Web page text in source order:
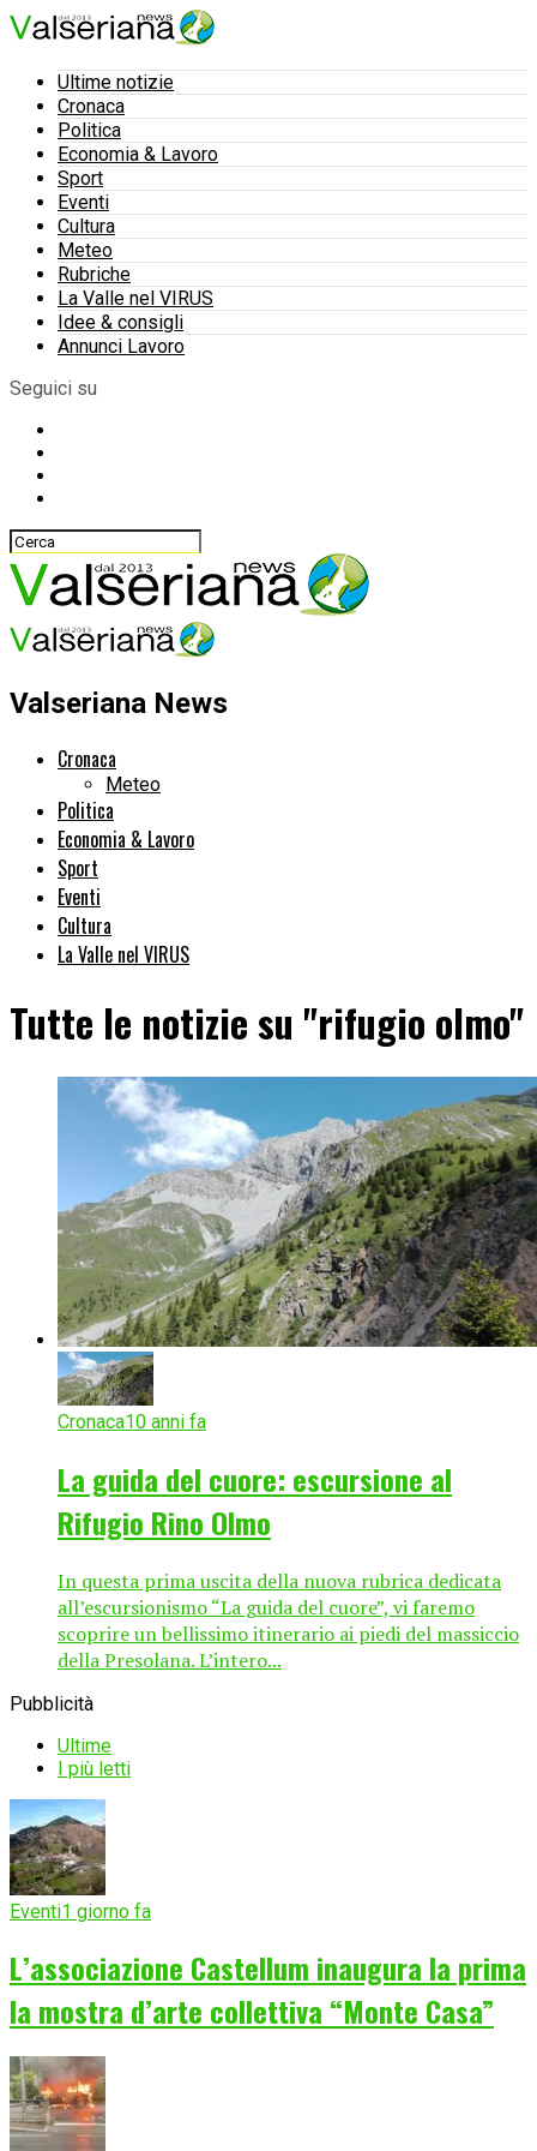
Ultime notizie
Cronaca
Politica
Economia & Lavoro
Sport
Eventi
Cultura
Meteo
Rubriche
La Valle nel VIRUS
Idee & consigli
Annunci Lavoro
Seguici su
Valseriana News
Cronaca
Meteo
Politica
Economia & Lavoro
Sport
Eventi
Cultura
La Valle nel VIRUS
Tutte le notizie su "rifugio olmo"
Cronaca10 anni fa
La guida del cuore: escursione al
Rifugio Rino Olmo
In questa prima uscita della nuova rubrica dedicata
all’escursionismo “La guida del cuore”, vi faremo
scoprire un bellissimo itinerario ai piedi del massiccio
della Presolana. L’intero...
Pubblicità
Ultime
I più letti
Eventi1 giorno fa
L’associazione Castellum inaugura la prima
la mostra d’arte collettiva “Monte Casa”